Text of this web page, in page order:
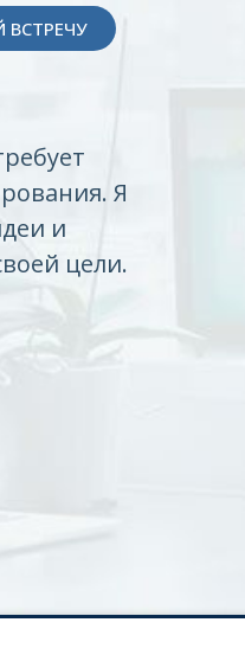
ВСТРЕЧУ
Я
и
цели.